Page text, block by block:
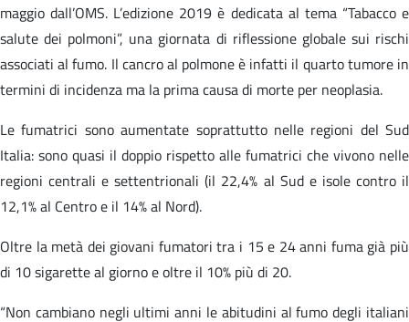
maggio dall’OMS. L’edizione 2019 è dedicata al tema “Tabacco e
salute dei polmoni”, una giornata di riflessione globale sui rischi
associati al fumo. Il cancro al polmone è infatti il quarto tumore in
termini di incidenza ma la prima causa di morte per neoplasia.
Le fumatrici sono aumentate soprattutto nelle regioni del Sud
Italia: sono quasi il doppio rispetto alle fumatrici che vivono nelle
regioni centrali e settentrionali (il 22,4% al Sud e isole contro il
12,1% al Centro e il 14% al Nord).
Oltre la metà dei giovani fumatori tra i 15 e 24 anni fuma già più
di 10 sigarette al giorno e oltre il 10% più di 20.
“Non cambiano negli ultimi anni le abitudini al fumo degli italiani